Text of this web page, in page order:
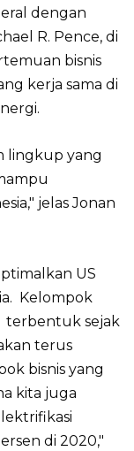
dengan
R. Pence, di
bisnis
kerja sama di
lingkup yang
jelas Jonan
US
Kelompok
terbentuk sejak
terus
bisnis yang
kita juga
di 2020,"